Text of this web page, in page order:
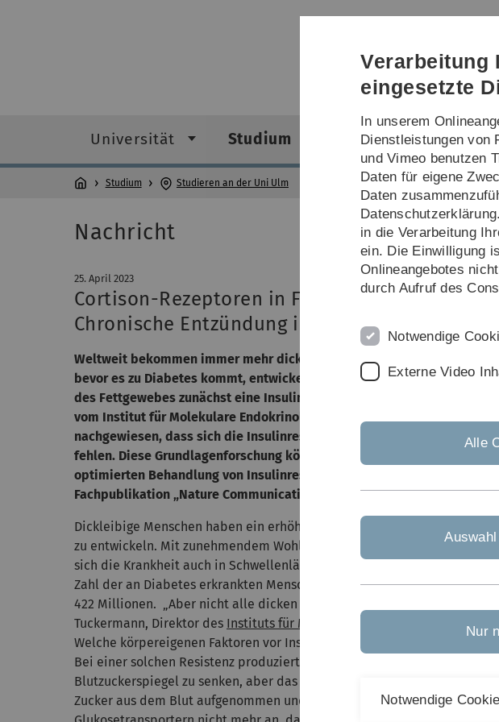
Universität Studium Forschung
Studium Studieren an der Uni Ulm
Nachricht
25. April 2023
Cortison-Rezeptoren in Fresszellen schützen
Chronische Entzündung im Fettgewebe wird
Weltweit bekommen immer mehr dickleibige Menschen im Laufe ihres
bevor es zu Diabetes kommt, entwickelt sich bei Betroffenen aufgrund
des Fettgewebes zunächst eine Insulinresistenz als Vorstufe.
vom Institut für Molekulare Endokrinologie der Tiere der Universität
nachgewiesen, dass sich die Insulinresistenz erhöht, wenn Fresszellen
fehlen. Diese Grundlagenforschung könnte in Zukunft zu besseren
optimierten Behandlung von Insulinresistenz führen. Die deutsch-
Fachpublikation „Nature Communications“ veröffentlicht.
Dickleibige Menschen haben ein erhöhtes Risiko, eine Insulinresistenz
zu entwickeln. Mit zunehmendem Wohlstand und der Verfügbarkeit
sich die Krankheit auch in Schwellenländern aus. Die
Zahl der an Diabetes erkrankten Menschen zwischen 1980 und 2014
422 Millionen. „Aber nicht alle dicken Menschen sind automatisch
Tuckermann, Direktor des Instituts für Molekulare Endokrinologie der
Welche körpereigenen Faktoren vor Insulinresistenz schützen können, ist
Bei einer solchen Resistenz produziert die Bauchspeicheldrüse zwar
Blutzuckerspiegel zu senken, aber das Hormon kann nicht mehr richtig
Zucker aus dem Blut aufgenommen und in die Zellen gebracht werden
Verarbeitung
eingesetzte
In unserem
Dienstleistungen von
und Vimeo benutzen
Daten für eigene
Daten
in die Verarbeitung
ein. Die Einwilligung
Onlineangebotes
durch Aufruf des
Notwendige
Externe Video
Alle
Nur
Notwendige